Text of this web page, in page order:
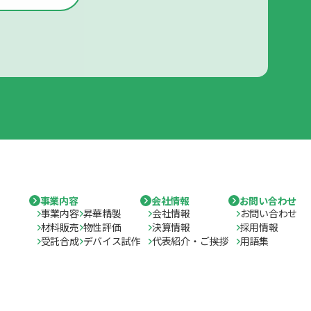
事業内容
事業内容
材料販売
受託合成
昇華精製
物性評価
デバイス試作
会社情報
会社情報
決算情報
代表紹介・ご挨拶
お問い合わせ
お問い合わせ
採用情報
用語集